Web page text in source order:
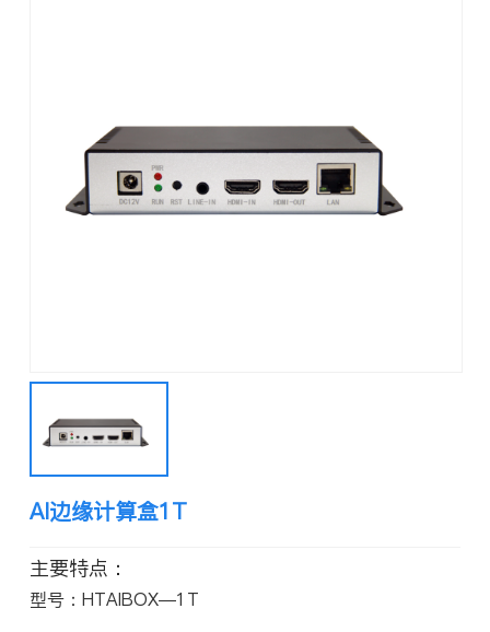
AI边缘计算盒1T
主要特点：
型号：HTAIBOX—1T